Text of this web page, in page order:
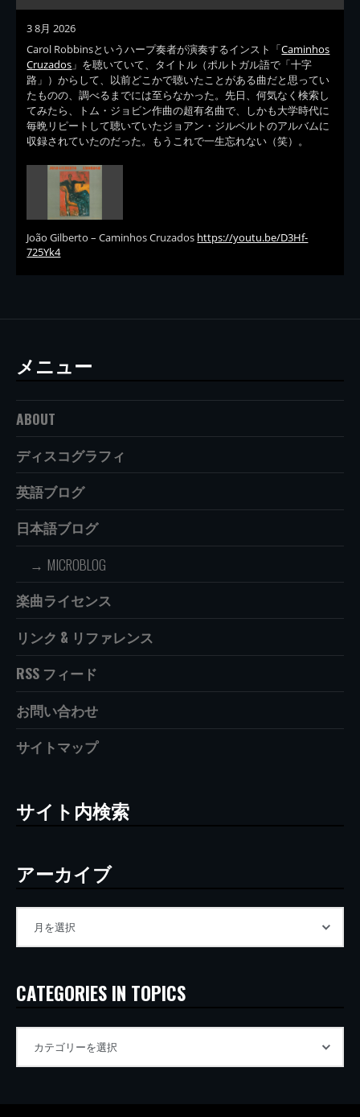
3 8月 2026
Carol Robbinsというハープ奏者が演奏するインスト「Caminhos
Cruzados 」を聴いていて、タイトル（ポルトガル語で「十字
路」）からして、以前どこかで聴いたことがある曲だと思ってい
たものの、調べるまでには至らなかった。先日、何気なく検索し
てみたら、トム・ジョビン作曲の超有名曲で、しかも大学時代に
毎晩リピートして聴いていたジョアン・ジルベルトのアルバムに
収録されていたのだった。もうこれで一生忘れない（笑）。
João Gilberto – Caminhos Cruzados https://youtu.be/D3Hf-
725Yk4
メニュー
ABOUT
ディスコグラフィ
英語ブログ
日本語ブログ
MICROBLOG
楽曲ライセンス
リンク & リファレンス
RSS フィード
お問い合わせ
サイトマップ
サイト内検索
アーカイブ
CATEGORIES IN TOPICS